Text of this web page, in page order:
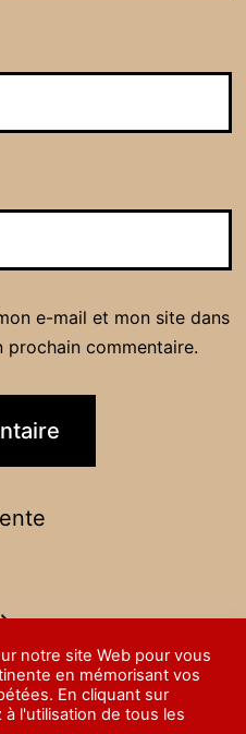
e-mail et mon site dans
prochain commentaire.
notre site Web pour vous
en mémorisant vos
En cliquant sur
l'utilisation de tous les